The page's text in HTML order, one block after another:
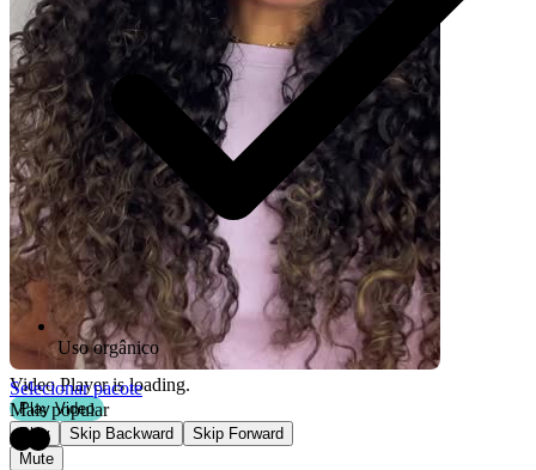
Video Player is loading.
Play Video
Play
Skip Backward
Skip Forward
Mute
Uso orgânico
Selecionar pacote
Mais popular